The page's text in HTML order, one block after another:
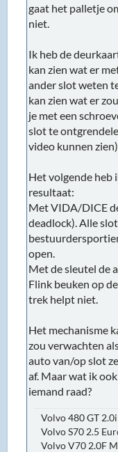
gaat het palletje
niet.
Ik heb de
kan zien wat er
ander slot weten
kan zien wat er
je met een
slot te
video kunnen zien)
Het volgende heb
resultaat:
Met VIDA/DICE
deadlock). Alle
open.
Met de sleutel de
Flink beuken op
trek helpt niet.
Het mechanisme
zou verwachten
auto van/op slot
af. Maar wat ik
iemand raad?
Volvo 480 GT
Volvo S70 2.5
Volvo V70 2.0F